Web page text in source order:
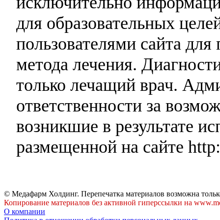
для образовательных
пользователями сайта
метода лечения.
только лечащий врач.
ответственности за
возникшие в результате
размещенной на сайте
© Медафарм Холдинг. Перепечатка материалов возможна
Копирование материалов без активной гиперссылки на
О компании